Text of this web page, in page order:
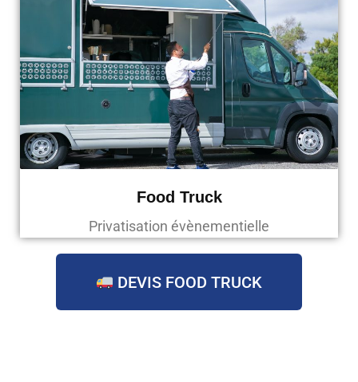
Food Truck
Privatisation évènementielle
DEVIS FOOD TRUCK